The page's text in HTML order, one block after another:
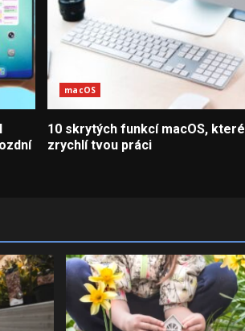
macOS
10 skrytých funkcí macOS, které
zrychlí tvou práci